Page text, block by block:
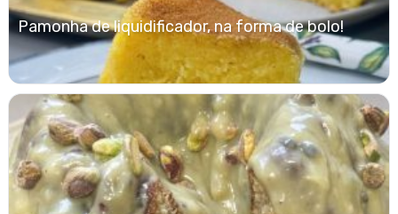
Pamonha de liquidificador, na forma de bolo!